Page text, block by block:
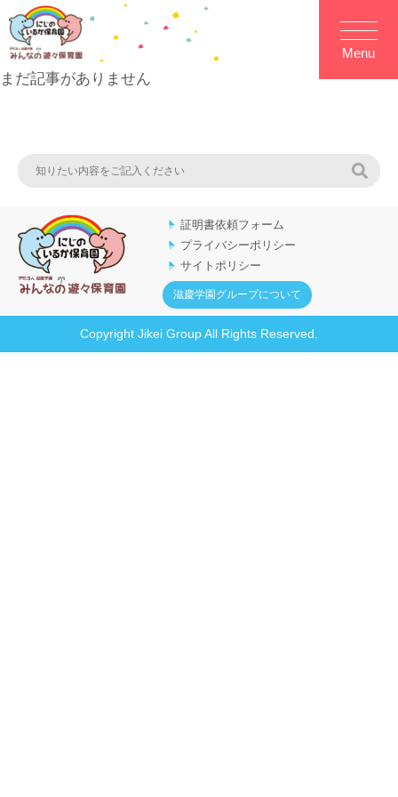
Menu
まだ記事がありません
証明書依頼フォーム
プライバシーポリシー
サイトポリシー
滋慶学園グループについて
Copyright Jikei Group All Rights Reserved.